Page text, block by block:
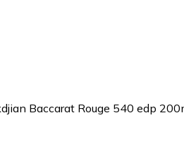
Baccarat Rouge 540 edp